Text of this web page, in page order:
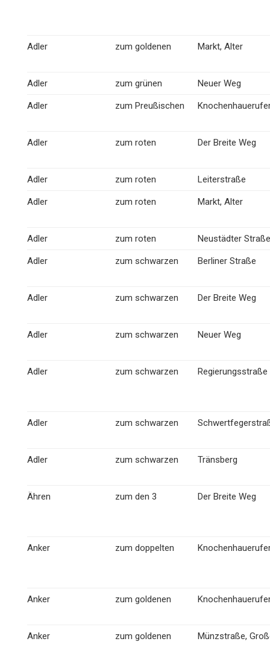
Adler zum goldenen Markt, Alter
Adler zum grünen Neuer Weg
Adler zum Preußischen
Adler zum roten Der Breite Weg
Adler zum roten Leiterstraße
Adler zum roten Markt, Alter
Adler zum roten Neustädter Straße
Adler zum schwarzen Berliner Straße
Adler zum schwarzen Der Breite Weg
Adler zum schwarzen Neuer Weg
Adler zum schwarzen Regierungsstraße
Adler zum schwarzen
Adler zum schwarzen Tränsberg
Ähren zum den 3 Der Breite Weg
Anker zum doppelten
Anker zum goldenen
Anker zum goldenen Münzstraße,